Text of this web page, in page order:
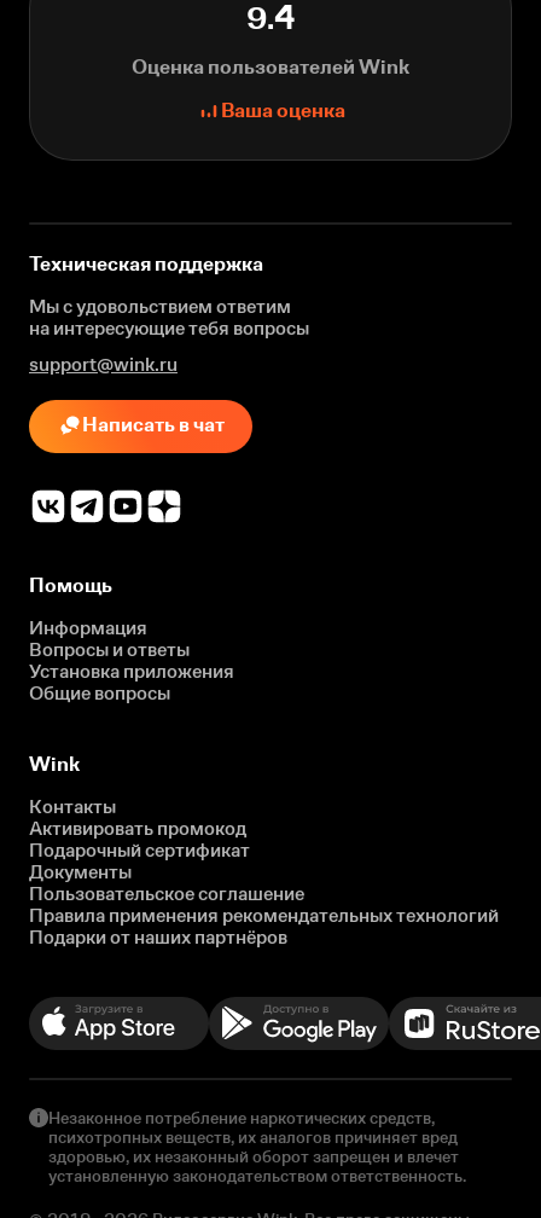
9.4
Оценка пользователей Wink
Ваша оценка
Техническая поддержка
Мы с удовольствием ответим
на интересующиетебя вопросы
support@wink.ru
Написать в чат
Помощь
Информация
Вопросы и ответы
Установка приложения
Общие вопросы
Wink
Контакты
Активировать промокод
Подарочный сертификат
Документы
Пользовательское соглашение
Правила применения рекомендательных технологий
Подарки от наших партнёров
Незаконное потребление наркотических средств,
психотропных веществ, их аналогов причиняет вред
здоровью, их незаконный оборот запрещен и влечет
установленную законодательством ответственность.